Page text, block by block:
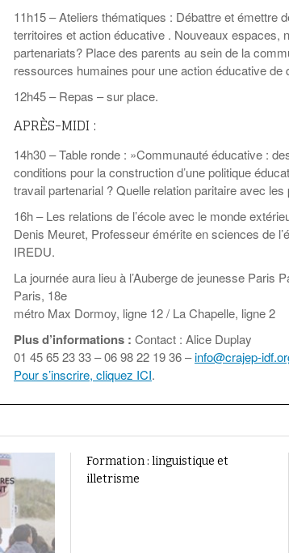
11h15 – Ateliers thématiques : Débattre et émettre
territoires et action éducative . Nouveaux espaces,
partenariats? Place des parents au sein de la
ressources humaines pour une action éducative de
12h45 – Repas – sur place.
APRÈS-MIDI :
14h30 – Table ronde : »Communauté éducative :
conditions pour la construction d’une politique
travail partenarial ? Quelle relation paritaire avec les
16h – Les relations de l’école avec le monde
Denis Meuret, Professeur émérite en sciences de
IREDU.
La journée aura lieu à l’Auberge de jeunesse Paris
Paris, 18e
métro Max Dormoy, ligne 12 / La Chapelle, ligne 2
Plus d’informations : Contact : Alice Duplay
01 45 65 23 33 – 06 98 22 19 36 –info@crajep-
Pour s’inscrire, cliquez ICI.
Formation : linguistique et
illetrisme